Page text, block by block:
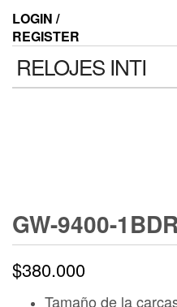
LOGIN /
REGISTER
RELOJES INTI
GW-9400-1BDR
$380.000
Tamaño de la